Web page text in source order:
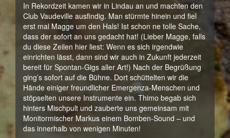
In Rekordzeit kamen wir in Lindau an und machten den
Club Vaudeville ausfindig. Man stürmte hinein und fiel
erst mal Magge um den Hals! Ist schon ne tolle Sache,
dass der sofort an uns gedacht hat! (Lieber Magge, falls
du diese Zeilen hier liest: Wenn es sich irgendwie
einrichten lässt, dann sind wir auch in Zukunft jederzeit
bereit für Spontan-Gigs aller Art!) Nach der Begrüßung
ging’s sofort auf die Bühne. Dort schüttelten wir die
Hände einiger freundlicher Emergenza-Menschen und
stöpselten unsere Instrumente ein. Thimo begab sich
hinters Mischpult und zauberte uns gemeinsam mit
Monitormischer Markus einem Bomben-Sound – und
das innerhalb von wenigen Minuten!